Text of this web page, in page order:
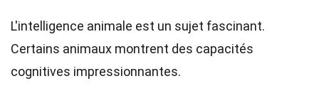
L'intelligence animale est un sujet fascinant.
Certains animaux montrent des capacités
cognitives impressionnantes.